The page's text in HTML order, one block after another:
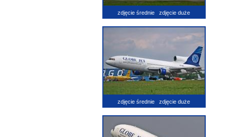
zdjęcie średnie zdjęcie duże
zdjęcie średnie zdjęcie duże